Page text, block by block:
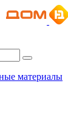
материалы